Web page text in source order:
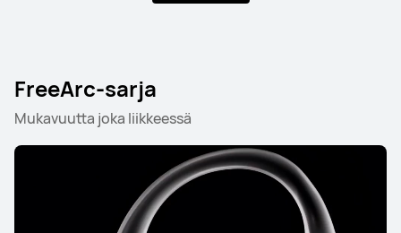
FreeArc-sarja
Mukavuutta joka liikkeessä
HUAWEI FreeBuds Pro 5
Lue lisää